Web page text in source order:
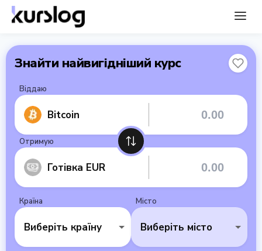
Знайти найвигідніший курс
Віддаю
Bitcoin
Отримую
Готівка EUR
Країна
Виберіть країну
Місто
Виберіть місто